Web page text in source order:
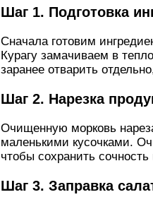
Шаг 1. Подготовка
Сначала готовим
Курагу замачиваем в
заранее отварить
Шаг 2. Нарезка
Очищенную морковь
маленькими кусочками.
чтобы сохранить
Шаг 3. Заправка